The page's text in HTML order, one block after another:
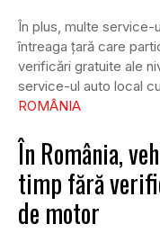
În plus, multe service-
întreaga țară care
verificări gratuite ale
service-ul auto local
ROMÂNIA
În România,
timp fără
de motor